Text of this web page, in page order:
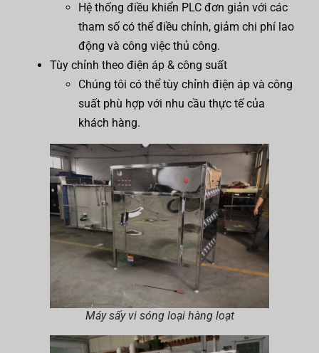
Hệ thống điều khiển PLC đơn giản với các
tham số có thể điều chỉnh, giảm chi phí lao
động và công việc thủ công.
Tùy chỉnh theo điện áp & công suất
Chúng tôi có thể tùy chỉnh điện áp và công
suất phù hợp với nhu cầu thực tế của
khách hàng.
Máy sấy vi sóng loại hàng loạt